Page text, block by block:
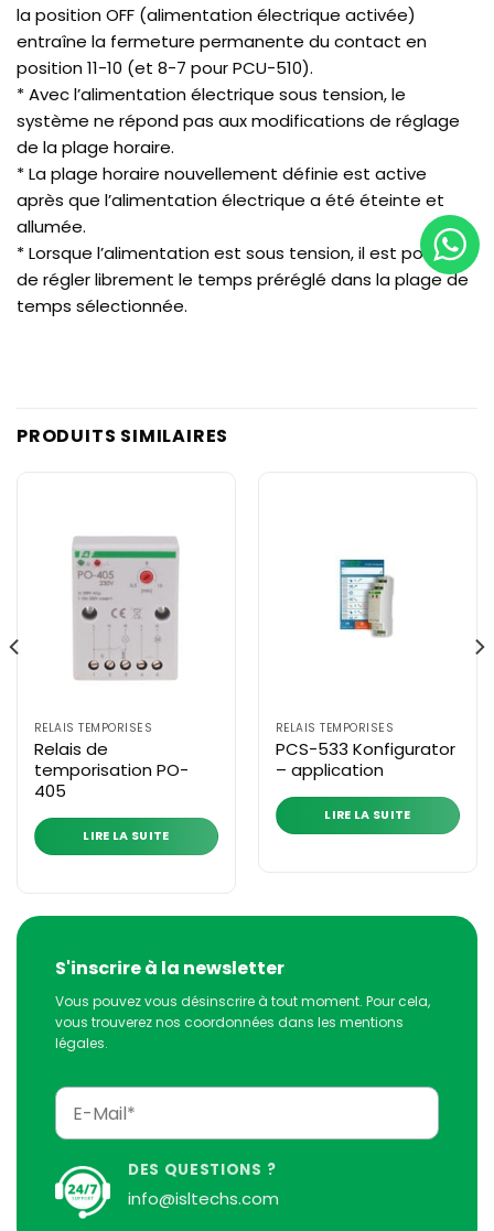
la position OFF (alimentation électrique activée)
entraîne la fermeture permanente du contact en
position 11-10 (et 8-7 pour PCU-510).
* Avec l’alimentation électrique sous tension, le
système ne répond pas aux modifications de réglage
de la plage horaire.
* La plage horaire nouvellement définie est active
après que l’alimentation électrique a été éteinte et
allumée.
* Lorsque l’alimentation est sous tension, il est possible
de régler librement le temps préréglé dans la plage de
temps sélectionnée.
PRODUITS SIMILAIRES
RELAIS TEMPORISÉS
Relais de
temporisation PO-
405
LIRE LA SUITE
RELAIS TEMPORISÉS
PCS-533 Konfigurator
– application
LIRE LA SUITE
S'inscrire à la newsletter
Vous pouvez vous désinscrire à tout moment. Pour cela,
vous trouverez nos coordonnées dans les mentions
légales.
DES QUESTIONS ?
info@isltechs.com